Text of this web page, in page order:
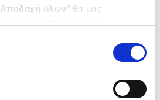
Αποδοχή όλων’’ θα μας
από τα παρακάτω με την
΄΄και να ενημερωθείτε σχετικά με